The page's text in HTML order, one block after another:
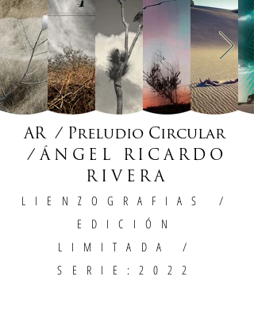
AR / Preludio Circular
/ÁNGEL RICARDO
RIVERA
LIENZOGRAFIAS
/
EDICIÓN
LIMITADA /
SERIE:2022